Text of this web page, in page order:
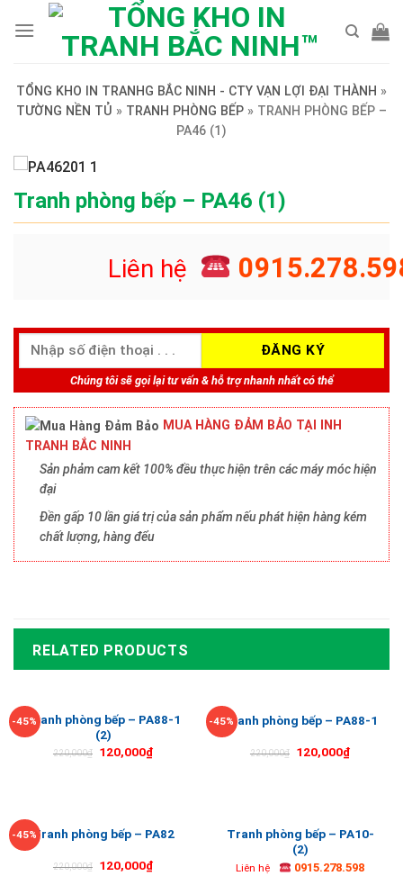
TỔNG KHO IN TRANHG BẮC NINH - CTY VẠN LỢI ĐẠI THÀNH »
TƯỜNG NỀN TỦ » TRANH PHÒNG BẾP » TRANH PHÒNG BẾP –
PA46 (1)
Tranh phòng bếp – PA46 (1)
Liên hệ
Chúng tôi sẽ gọi lại tư vấn & hỗ trợ nhanh nhất có thể
MUA HÀNG ĐẢM BẢO TẠI INH
TRANH BẮC NINH
Sản phảm cam kết 100% đều thực hiện trên các máy móc hiện
đại
Đền gấp 10 lần giá trị của sản phẩm nếu phát hiện hàng kém
chất lượng, hàng đểu
RELATED PRODUCTS
-45%Tranh phòng bếp – PA88-1
(2)
220,000₫ 120,000₫
-45%Tranh phòng bếp – PA88-1
220,000₫ 120,000₫
-45%Tranh phòng bếp – PA82
220,000₫ 120,000₫
Tranh phòng bếp – PA10-
(2)
Liên hệ 0915.278.598